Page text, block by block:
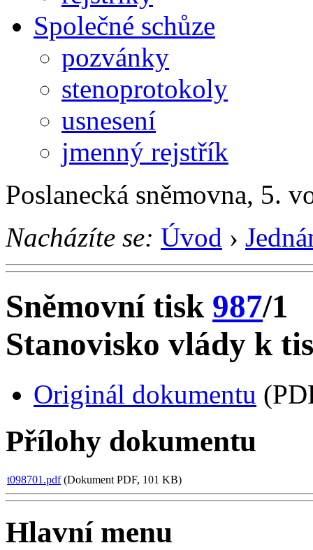
Společné schůze
pozvánky
stenoprotokoly
usnesení
jmenný rejstřík
Poslanecká sněmovna, 5.
Nacházíte se: Úvod ›
Sněmovní tisk 987/1
Stanovisko vlády k
Originál dokumentu
Přílohy dokumentu
t098701.pdf(Dokument PDF, 101 KB)
Hlavní menu